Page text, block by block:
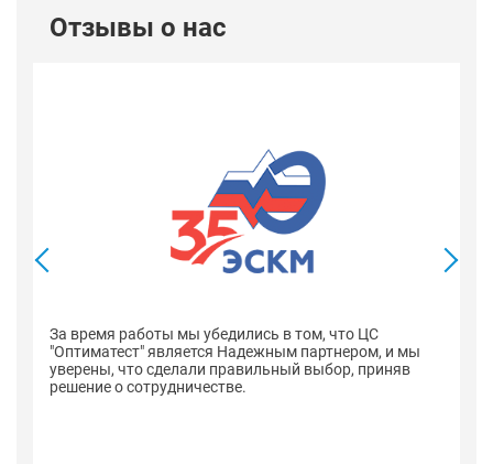
Отзывы о нас
За время работы мы убедились в том, что ЦС
"Оптиматест" является Надежным партнером, и мы
уверены, что сделали правильный выбор, приняв
решение о сотрудничестве.